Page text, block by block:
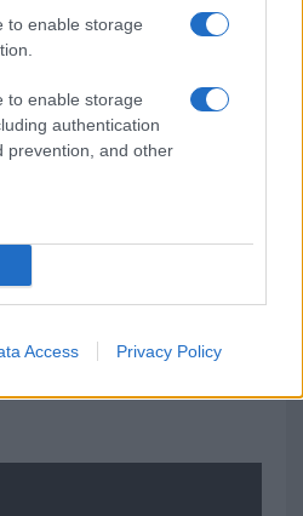
to enable storage
to enable storage
authentication
prevention, and other
Access Privacy Policy
di un lungo dolore: storia e
strada che segnò la Gallura
di Berchidda, rischio per